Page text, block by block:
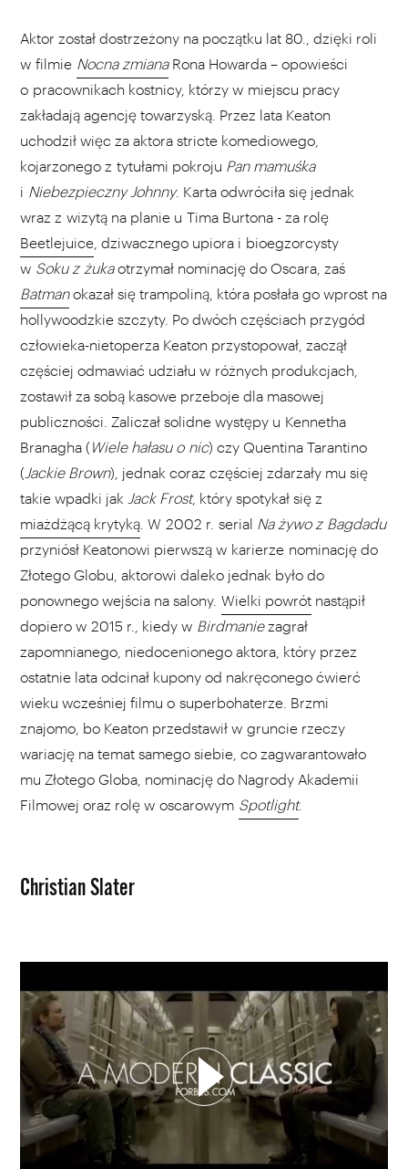
Aktor został dostrzeżony na początku lat 80., dzięki roli
w filmie Nocna zmianaRona Howarda – opowieści
o pracownikach kostnicy, którzy w miejscu pracy
zakładają agencję towarzyską. Przez lata Keaton
uchodził więc za aktora stricte komediowego,
kojarzonego z tytułami pokroju Pan mamuśka
i Niebezpieczny Johnny. Karta odwróciła się jednak
wraz z wizytą na planie u Tima Burtona - za rolę
Beetlejuice , dziwacznego upiora i bioegzorcysty
w Soku z żukaotrzymał nominację do Oscara, zaś
Batmanokazał się trampoliną, która posłała go wprost na
hollywoodzkie szczyty. Po dwóch częściach przygód
człowieka-nietoperza Keaton przystopował, zaczął
częściej odmawiać udziału w różnych produkcjach,
zostawił za sobą kasowe przeboje dla masowej
publiczności. Zaliczał solidne występy u Kennetha
Branagha (Wiele hałasu o nic) czy Quentina Tarantino
( Jackie Brown), jednak coraz częściej zdarzały mu się
takie wpadki jak Jack Frost, który spotykał się z
miażdżącą krytyką . W 2002 r. serial Na żywo z Bagdadu
przyniósł Keatonowi pierwszą w karierze nominację do
Złotego Globu, aktorowi daleko jednak było do
ponownego wejścia na salony. Wielki powrót nastąpił
dopiero w 2015 r., kiedy w Birdmaniezagrał
zapomnianego, niedocenionego aktora, który przez
ostatnie lata odcinał kupony od nakręconego ćwierć
wieku wcześniej filmu o superbohaterze. Brzmi
znajomo, bo Keaton przedstawił w gruncie rzeczy
wariację na temat samego siebie, co zagwarantowało
mu Złotego Globa, nominację do Nagrody Akademii
Filmowej oraz rolę w oscarowym Spotlight.
Christian Slater
WYBIERZ SWOJĄ PLAYLISTĘ
DODAJ TEN FILM DO PLAYLISTY